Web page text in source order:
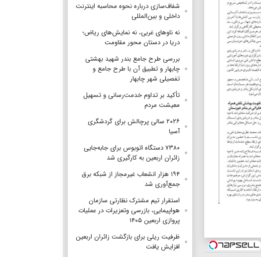
شفاف‌سازی درباره نحوه محاسبه اینترنت
داخلی و بین‌المللی
نه ناوهای غربی، نه نمایش‌های ریاض؛
دریا در دستان محور مقاومت
بررسی طرح جامع بندر شهید بهشتی
چابهار و تطبیق آن با طرح جامع و
تفصیلی شهر چابهار
تأکید بر تداوم خدمت‌رسانی و تسهیل
معیشت مردم
۲۰۲۶ سالی پرچالش برای گردشگری
آسیا
۷۳۸۰ دستگاه اتوبوس برای جابه‌جایی
زائران اربعین به‌ کارگیری شد
۱۹۴ هزار انشعاب غیرمجاز از شبکه برق
جمع‌آوری شد
استقرار تیم مشترک نظارتی سازمان
هواپیمایی، بازرسی وتعزیرات در عملیات
پروازی اربعین ۱۴۰۵
ظرفیت ریلی برای بازگشت زائران اربعین
افزایش یافت